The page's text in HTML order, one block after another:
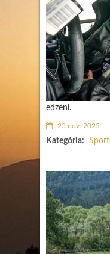
edzeni.
25 nov. 2025
Kategória: Sport